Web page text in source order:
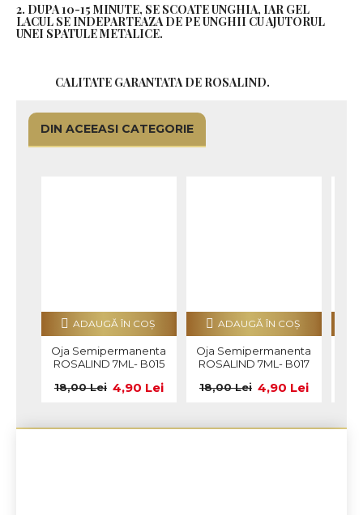
2. DUPA 10-15 MINUTE, SE SCOATE UNGHIA, IAR GEL
LACUL SE INDEPARTEAZA DE PE UNGHII CU AJUTORUL
UNEI SPATULE METALICE.
CALITATE GARANTATA DE ROSALIND.
DIN ACEEASI CATEGORIE
Oja Semipermanenta
ROSALIND 7ML- B015
4,90 Lei
18,00 Lei
ADAUGĂ ÎN COŞ
Oja Semipermanenta
ROSALIND 7ML- B017
4,90 Lei
18,00 Lei
ADAUGĂ ÎN COŞ